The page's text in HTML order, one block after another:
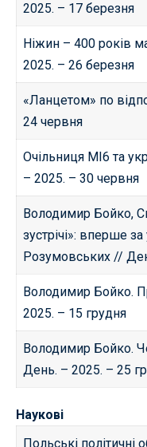
2025. – 17 березня
Ніжин – 400 років
2025. – 26 березня
«Ланцетом» по
24 червня
Очільниця МІ6 та
– 2025. – 30 червня
Володимир Бойко,
зустрічі»: вперше
Розумовських //
Володимир Бойко.
2025. – 15 грудня
Володимир Бойко.
День. – 2025. – 25
Наукові
Польські політичні